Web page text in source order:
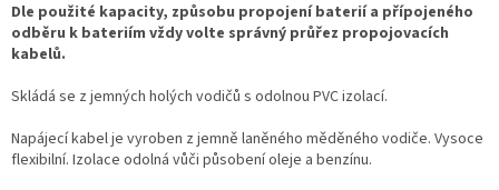
Dle použité kapacity, způsobu propojení baterií a přípojeného
odběru k bateriím vždy volte správný průřez propojovacích
kabelů.
Skládá se z jemných holých vodičů s odolnou PVC izolací.
Napájecí kabel je vyroben z jemně laněného měděného vodiče. Vysoce
flexibilní. Izolace odolná vůči působení oleje a benzínu.